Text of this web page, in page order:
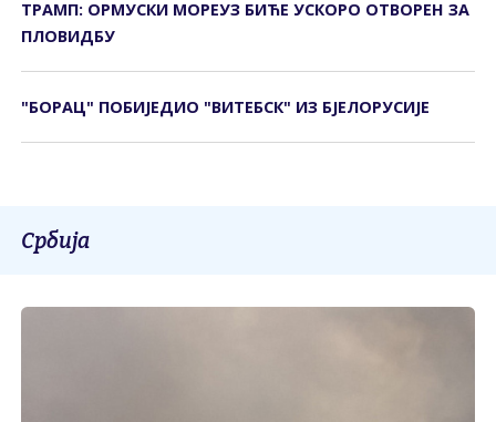
ТРАМП: ОРМУСКИ МОРЕУЗ БИЋЕ УСКОРО ОТВОРЕН ЗА
ПЛОВИДБУ
"БОРАЦ" ПОБИЈЕДИО "ВИТЕБСК" ИЗ БЈЕЛОРУСИЈЕ
Србија